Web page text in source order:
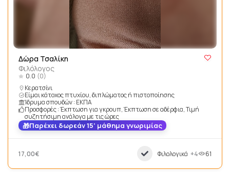
Δώρα Τσαλίκη
Φιλόλογος
0.0 (0)
Κερατσίνι
Είμαι κάτοχος πτυχίου, διπλώματος ή πιστοποίησης
Ίδρυμα σπουδών : ΕΚΠΑ
Προσφορές : Έκπτωση για γκρουπ, Έκπτωση σε αδέρφια, Τιμή
συζητήσιμη ανάλογα με τις ώρες
Παρέχει δωρεάν 15’ μάθημα γνωριμίας
17,00€ Φιλολογικά +4 61